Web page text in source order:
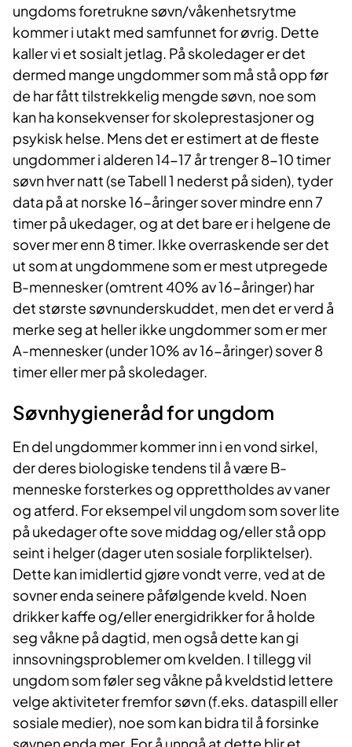
ungdoms foretrukne søvn/våkenhetsrytme
kommer i utakt med samfunnet for øvrig. Dette
kaller vi et sosialt jetlag. På skoledager er det
dermed mange ungdommer som må stå opp før
de har fått tilstrekkelig mengde søvn, noe som
kan ha konsekvenser for skoleprestasjoner og
psykisk helse. Mens det er estimert at de fleste
ungdommer i alderen 14-17 år trenger 8-10 timer
søvn hver natt (se Tabell 1 nederst på siden), tyder
data på at norske 16-åringer sover mindre enn 7
timer på ukedager, og at det bare er i helgene de
sover mer enn 8 timer. Ikke overraskende ser det
ut som at ungdommene som er mest utpregede
B-mennesker (omtrent 40% av 16-åringer) har
det største søvnunderskuddet, men det er verd å
merke seg at heller ikke ungdommer som er mer
A-mennesker (under 10% av 16-åringer) sover 8
timer eller mer på skoledager.
Søvnhygieneråd for ungdom
En del ungdommer kommer inn i en vond sirkel,
der deres biologiske tendens til å være B-
menneske forsterkes og opprettholdes av vaner
og atferd. For eksempel vil ungdom som sover lite
på ukedager ofte sove middag og/eller stå opp
seint i helger (dager uten sosiale forpliktelser).
Dette kan imidlertid gjøre vondt verre, ved at de
sovner enda seinere påfølgende kveld. Noen
drikker kaffe og/eller energidrikker for å holde
seg våkne på dagtid, men også dette kan gi
innsovningsproblemer om kvelden. I tillegg vil
ungdom som føler seg våkne på kveldstid lettere
velge aktiviteter fremfor søvn (f.eks. dataspill eller
sosiale medier), noe som kan bidra til å forsinke